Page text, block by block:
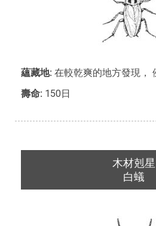
蘊藏地: 在較乾爽的地方發現，
壽命: 150日
木材剋星
白蟻